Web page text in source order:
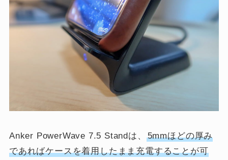
Anker PowerWave 7.5 Standは、
5mmほどの厚み
であればケースを着用したまま充電することが可